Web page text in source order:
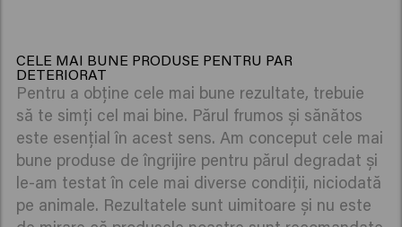
CELE MAI BUNE PRODUSE PENTRU PAR
DETERIORAT
Pentru a obține cele mai bune rezultate, trebuie
să te simți cel mai bine. Părul frumos și sănătos
este esențial în acest sens. Am conceput cele mai
bune produse de îngrijire pentru părul degradat și
le-am testat în cele mai diverse condiții, niciodată
pe animale. Rezultatele sunt uimitoare și nu este